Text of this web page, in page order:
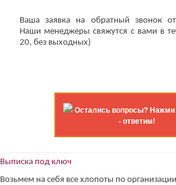
Ваша заявка на обратный звонок
Наши менеджеры свяжутся с вами в
20, без выходных)
Остались вопросы? Нажми
- ответим!
Выписка под ключ
Возьмем на себя все хлопоты по